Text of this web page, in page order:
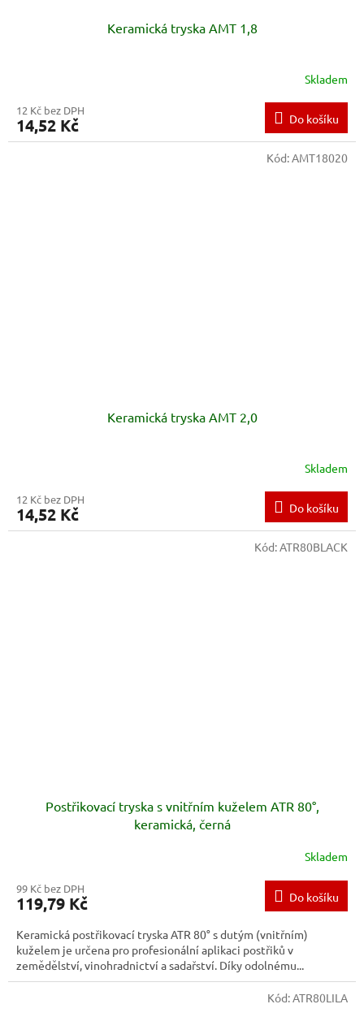
Keramická tryska AMT 1,8
Skladem
12 Kč bez DPH
14,52 Kč Do košíku
Keramická tryska AMT 2,0
Skladem
12 Kč bez DPH
14,52 Kč Do košíku
Kód:AMT18020
Postřikovací tryska s vnitřním kuželem ATR 80°,
keramická, černá
Skladem
99 Kč bez DPH
119,79 Kč Do košíku
Keramická postřikovací tryska ATR 80° s dutým (vnitřním)
kuželem je určena pro profesionální aplikaci postřiků v
zemědělství, vinohradnictví a sadařství. Díky odolnému...
Kód:ATR80BLACK
Kód:ATR80LILA